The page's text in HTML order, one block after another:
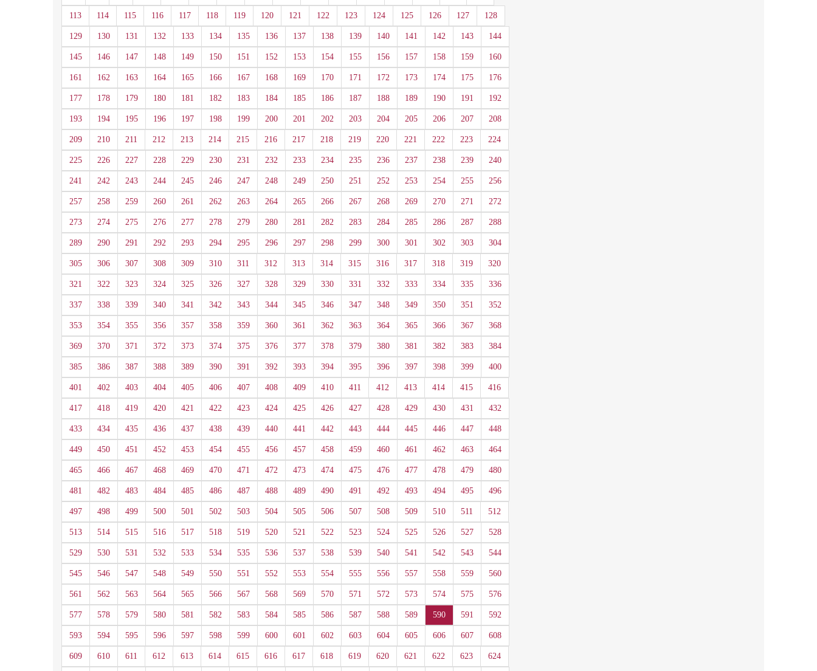
113 114 115 116 117 118 119 120 121 122 123 124 125 126 127 128
129 130 131 132 133 134 135 136 137 138 139 140 141 142 143 144
145 146 147 148 149 150 151 152 153 154 155 156 157 158 159 160
161 162 163 164 165 166 167 168 169 170 171 172 173 174 175 176
177 178 179 180 181 182 183 184 185 186 187 188 189 190 191 192
193 194 195 196 197 198 199 200 201 202 203 204 205 206 207 208
209 210 211 212 213 214 215 216 217 218 219 220 221 222 223 224
225 226 227 228 229 230 231 232 233 234 235 236 237 238 239 240
241 242 243 244 245 246 247 248 249 250 251 252 253 254 255 256
257 258 259 260 261 262 263 264 265 266 267 268 269 270 271 272
273 274 275 276 277 278 279 280 281 282 283 284 285 286 287 288
289 290 291 292 293 294 295 296 297 298 299 300 301 302 303 304
305 306 307 308 309 310 311 312 313 314 315 316 317 318 319 320
321 322 323 324 325 326 327 328 329 330 331 332 333 334 335 336
337 338 339 340 341 342 343 344 345 346 347 348 349 350 351 352
353 354 355 356 357 358 359 360 361 362 363 364 365 366 367 368
369 370 371 372 373 374 375 376 377 378 379 380 381 382 383 384
385 386 387 388 389 390 391 392 393 394 395 396 397 398 399 400
401 402 403 404 405 406 407 408 409 410 411 412 413 414 415 416
417 418 419 420 421 422 423 424 425 426 427 428 429 430 431 432
433 434 435 436 437 438 439 440 441 442 443 444 445 446 447 448
449 450 451 452 453 454 455 456 457 458 459 460 461 462 463 464
465 466 467 468 469 470 471 472 473 474 475 476 477 478 479 480
481 482 483 484 485 486 487 488 489 490 491 492 493 494 495 496
497 498 499 500 501 502 503 504 505 506 507 508 509 510 511 512
513 514 515 516 517 518 519 520 521 522 523 524 525 526 527 528
529 530 531 532 533 534 535 536 537 538 539 540 541 542 543 544
545 546 547 548 549 550 551 552 553 554 555 556 557 558 559 560
561 562 563 564 565 566 567 568 569 570 571 572 573 574 575 576
577 578 579 580 581 582 583 584 585 586 587 588 589 590 591 592
593 594 595 596 597 598 599 600 601 602 603 604 605 606 607 608
609 610 611 612 613 614 615 616 617 618 619 620 621 622 623 624